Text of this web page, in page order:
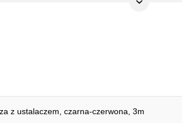
pomiar
z ustalaczem, czarna-czerwona, 3m